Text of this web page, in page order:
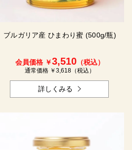
ブルガリア産 ひまわり蜜 (500g/瓶)
会員価格 ￥3,510 （税込）
通常価格 ￥ 3,618 （税込）
詳しくみる